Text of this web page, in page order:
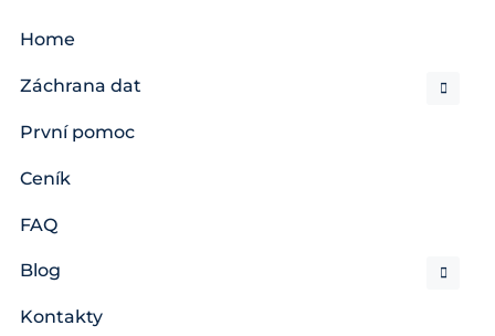
Home
Záchrana dat
První pomoc
Ceník
FAQ
Blog
Kontakty